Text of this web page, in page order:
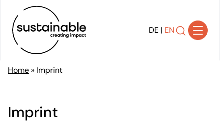
DE | EN
Achieving Transparency
Developing Strategy
Home » Imprint
Imprint